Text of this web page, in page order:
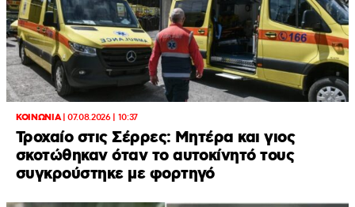
ΚΟΙΝΩΝΙΑ|07.08.2026 | 10:37
Τροχαίο στις Σέρρες: Μητέρα και γιος
σκοτώθηκαν όταν το αυτοκίνητό τους
συγκρούστηκε με φορτηγό